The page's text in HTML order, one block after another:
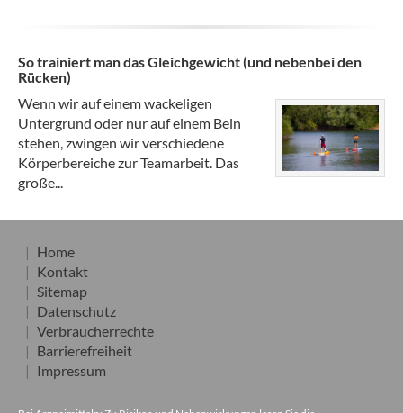
So trainiert man das Gleichgewicht (und nebenbei den
Rücken)
Wenn wir auf einem wackeligen
Untergrund oder nur auf einem Bein
stehen, zwingen wir verschiedene
Körperbereiche zur Teamarbeit. Das
große...
Home
Kontakt
Sitemap
Datenschutz
Verbraucherrechte
Barrierefreiheit
Impressum